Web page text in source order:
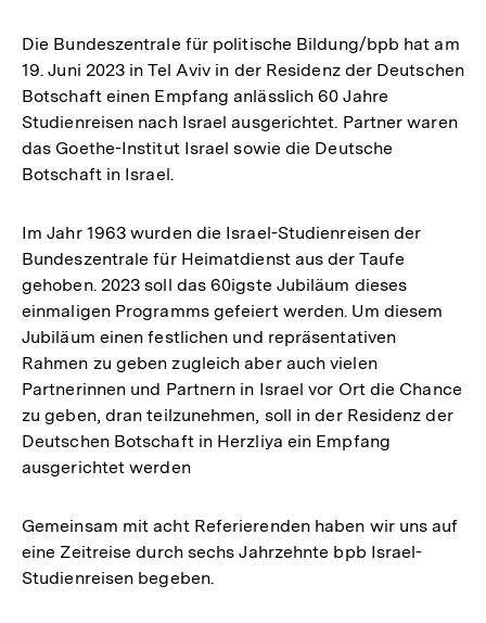
Die Bundeszentrale für politische Bildung/bpb hat am
19. Juni 2023 in Tel Aviv in der Residenz der Deutschen
Botschaft einen Empfang anlässlich 60 Jahre
Studienreisen nach Israel ausgerichtet. Partner waren
das Goethe-Institut Israel sowie die Deutsche
Botschaft in Israel.
Im Jahr 1963 wurden die Israel-Studienreisen der
Bundeszentrale für Heimatdienst aus der Taufe
gehoben. 2023 soll das 60igste Jubiläum dieses
einmaligen Programms gefeiert werden. Um diesem
Jubiläum einen festlichen und repräsentativen
Rahmen zu geben zugleich aber auch vielen
Partnerinnen und Partnern in Israel vor Ort die Chance
zu geben, dran teilzunehmen, soll in der Residenz der
Deutschen Botschaft in Herzliya ein Empfang
ausgerichtet werden
Gemeinsam mit acht Referierenden haben wir uns auf
eine Zeitreise durch sechs Jahrzehnte bpb Israel-
Studienreisen begeben.